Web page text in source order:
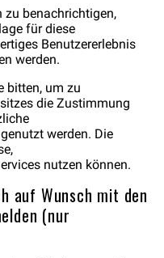
zu benachrichtigen,
für diese
Benutzererlebnis
werden.
bitten, um zu
die Zustimmung
werden. Die
nutzen können.
auf Wunsch mit den
(nur